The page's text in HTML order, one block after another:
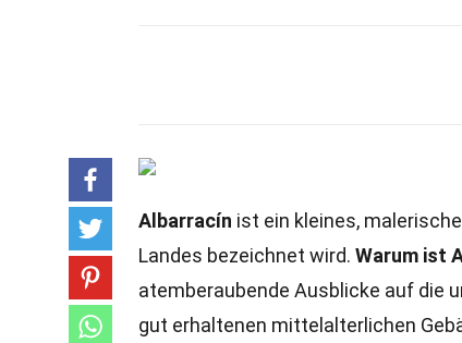
Albarracín ist ein kleines,
Landes bezeichnet wird. Warum ist
atemberaubende Ausblicke auf die
gut erhaltenen mittelalterlichen